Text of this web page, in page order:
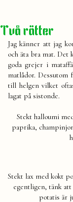
Två rätter
Jag känner att jag
och äta bra mat.
goda grejer i
matlådor. Dessutom
till helgen vilket
lagat på sistonde.
Stekt halloumi
paprika,
Stekt lax med kokt
egentligen, tänk att
potatis är